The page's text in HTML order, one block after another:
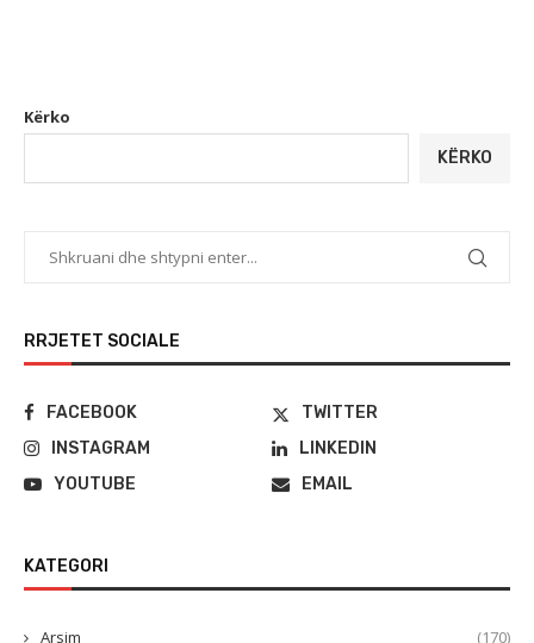
Kërko
KËRKO
RRJETET SOCIALE
FACEBOOK
TWITTER
INSTAGRAM
LINKEDIN
YOUTUBE
EMAIL
KATEGORI
Arsim (170)